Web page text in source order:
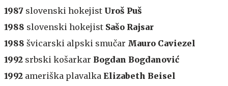
1987 slovenski hokejist Uroš Puš
1988 slovenski hokejist Sašo Rajsar
1988 švicarski alpski smučar Mauro Caviezel
1992 srbski košarkar Bogdan Bogdanović
1992 ameriška plavalka Elizabeth Beisel